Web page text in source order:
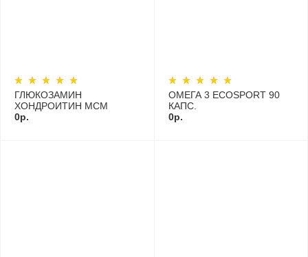
ГЛЮКОЗАМИН
ХОНДРОИТИН МСМ
ECOSPORT 90 ТАБ
0р.
ОМЕГА 3 ECOSPORT 90
КАПС.
0р.